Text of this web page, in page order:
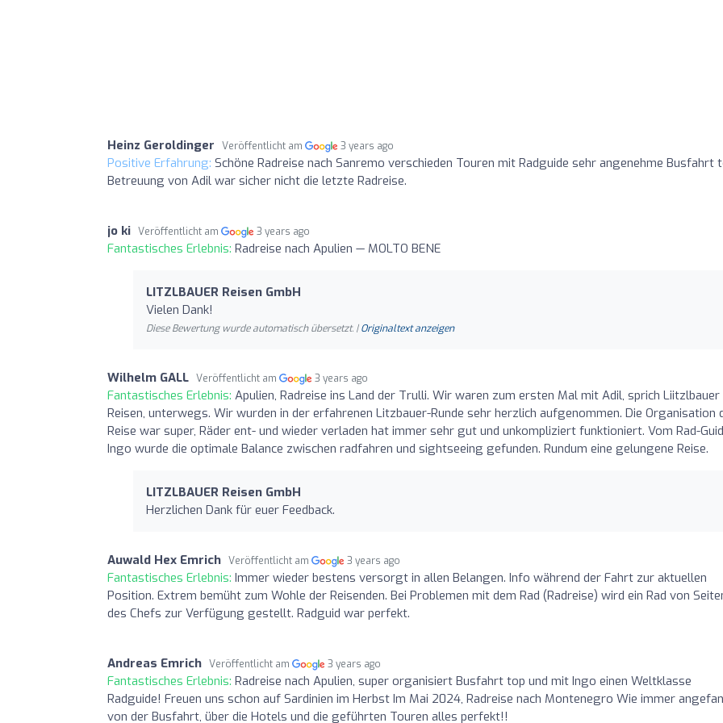
Heinz Geroldinger Veröffentlicht am 3 years ago
Positive Erfahrung: Schöne Radreise nach Sanremo verschieden Touren mit Radguide sehr angenehme Busfahrt
Betreuung von Adil war sicher nicht die letzte Radreise.
jo ki Veröffentlicht am 3 years ago
Fantastisches Erlebnis: Radreise nach Apulien — MOLTO BENE
LITZLBAUER Reisen GmbH
Vielen Dank!
Diese Bewertung wurde automatisch übersetzt. |Originaltext anzeigen
Wilhelm GALL Veröffentlicht am 3 years ago
Fantastisches Erlebnis: Apulien, Radreise ins Land der Trulli. Wir waren zum ersten Mal mit Adil, sprich Liitzlbauer
Reisen, unterwegs. Wir wurden in der erfahrenen Litzbauer-Runde sehr herzlich aufgenommen. Die Organisation
Reise war super, Räder ent- und wieder verladen hat immer sehr gut und unkompliziert funktioniert. Vom Rad-
Ingo wurde die optimale Balance zwischen radfahren und sightseeing gefunden. Rundum eine gelungene Reise.
LITZLBAUER Reisen GmbH
Herzlichen Dank für euer Feedback.
Auwald Hex Emrich Veröffentlicht am 3 years ago
Fantastisches Erlebnis: Immer wieder bestens versorgt in allen Belangen. Info während der Fahrt zur aktuellen
Position. Extrem bemüht zum Wohle der Reisenden. Bei Problemen mit dem Rad (Radreise) wird ein Rad von
des Chefs zur Verfügung gestellt. Radguid war perfekt.
Andreas Emrich Veröffentlicht am 3 years ago
Fantastisches Erlebnis: Radreise nach Apulien, super organisiert Busfahrt top und mit Ingo einen Weltklasse
Radguide! Freuen uns schon auf Sardinien im Herbst Im Mai 2024, Radreise nach Montenegro Wie immer
von der Busfahrt, über die Hotels und die geführten Touren alles perfekt!!